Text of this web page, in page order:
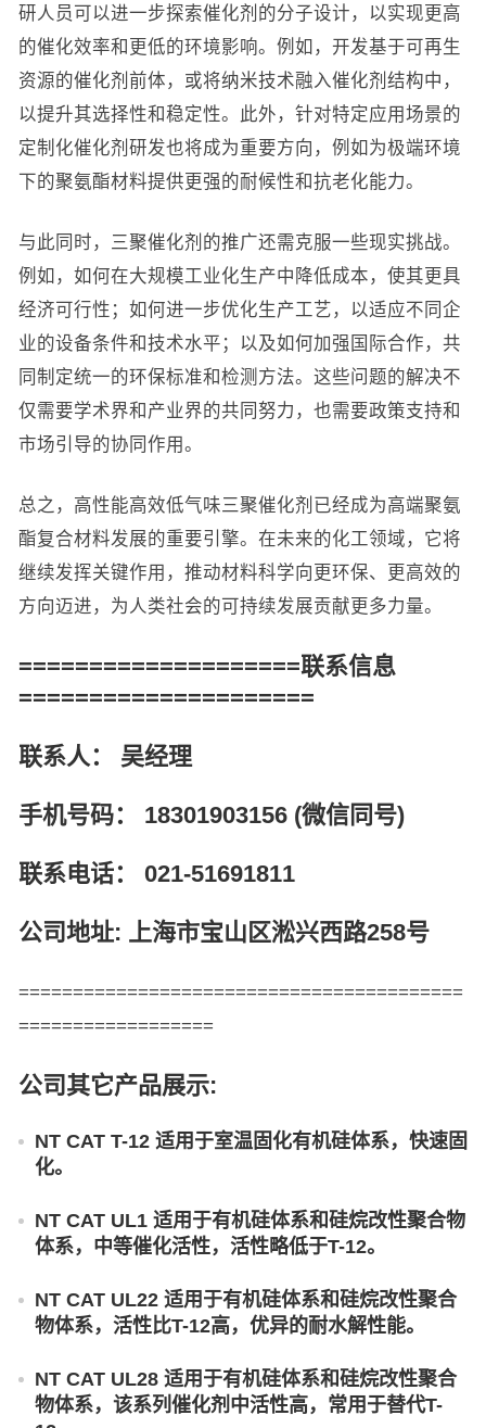
研人员可以进一步探索催化剂的分子设计，以实现更高
的催化效率和更低的环境影响。例如，开发基于可再生
资源的催化剂前体，或将纳米技术融入催化剂结构中，
以提升其选择性和稳定性。此外，针对特定应用场景的
定制化催化剂研发也将成为重要方向，例如为极端环境
下的聚氨酯材料提供更强的耐候性和抗老化能力。
与此同时，三聚催化剂的推广还需克服一些现实挑战。
例如，如何在大规模工业化生产中降低成本，使其更具
经济可行性；如何进一步优化生产工艺，以适应不同企
业的设备条件和技术水平；以及如何加强国际合作，共
同制定统一的环保标准和检测方法。这些问题的解决不
仅需要学术界和产业界的共同努力，也需要政策支持和
市场引导的协同作用。
总之，高性能高效低气味三聚催化剂已经成为高端聚氨
酯复合材料发展的重要引擎。在未来的化工领域，它将
继续发挥关键作用，推动材料科学向更环保、更高效的
方向迈进，为人类社会的可持续发展贡献更多力量。
====================联系信息
=====================
联系人： 吴经理
手机号码： 18301903156 (微信同号)
联系电话： 021-51691811
公司地址: 上海市宝山区淞兴西路258号
=========================================
==================
公司其它产品展示:
NT CAT T-12 适用于室温固化有机硅体系，快速固
化。
NT CAT UL1 适用于有机硅体系和硅烷改性聚合物
体系，中等催化活性，活性略低于T-12。
NT CAT UL22 适用于有机硅体系和硅烷改性聚合
物体系，活性比T-12高，优异的耐水解性能。
NT CAT UL28 适用于有机硅体系和硅烷改性聚合
物体系，该系列催化剂中活性高，常用于替代T-